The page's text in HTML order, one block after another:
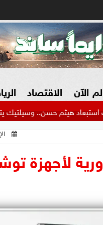
الآن الاقتصاد
الزراعة فى
المسؤولية
حسن.. وسيلتيك يترقب
لأجهزة